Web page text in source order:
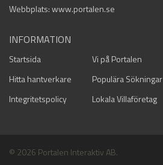
Webbplats: www.portalen.se
INFORMATION
Startsida Vi på Portalen
Hitta hantverkare
Populära Sökningar
Integritetspolicy
Lokala Villaföretag
© 2026 Portalen Interaktiv AB.